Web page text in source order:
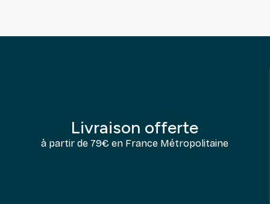
Livraison offerte
à partir de 79€ en France Métropolitaine